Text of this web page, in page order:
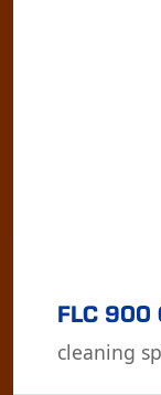
FLC 900
clean­ing